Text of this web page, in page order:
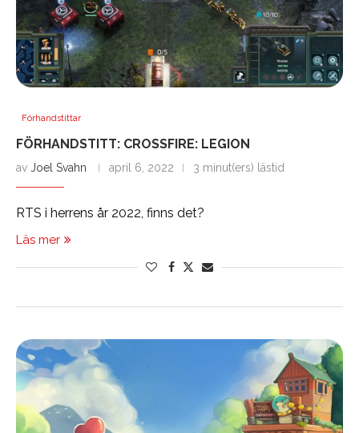
Förhandstittar
FÖRHANDSTITT: CROSSFIRE: LEGION
av Joel Svahn april 6, 2022 3 minut(ers) lästid
RTS i herrens år 2022, finns det?
Läs mer